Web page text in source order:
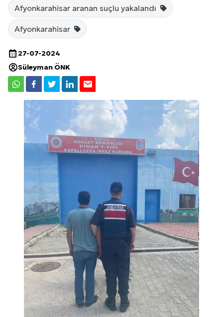
Afyonkarahisar aranan suçlu yakalandı
Afyonkarahisar
27-07-2024
Süleyman ÖNK